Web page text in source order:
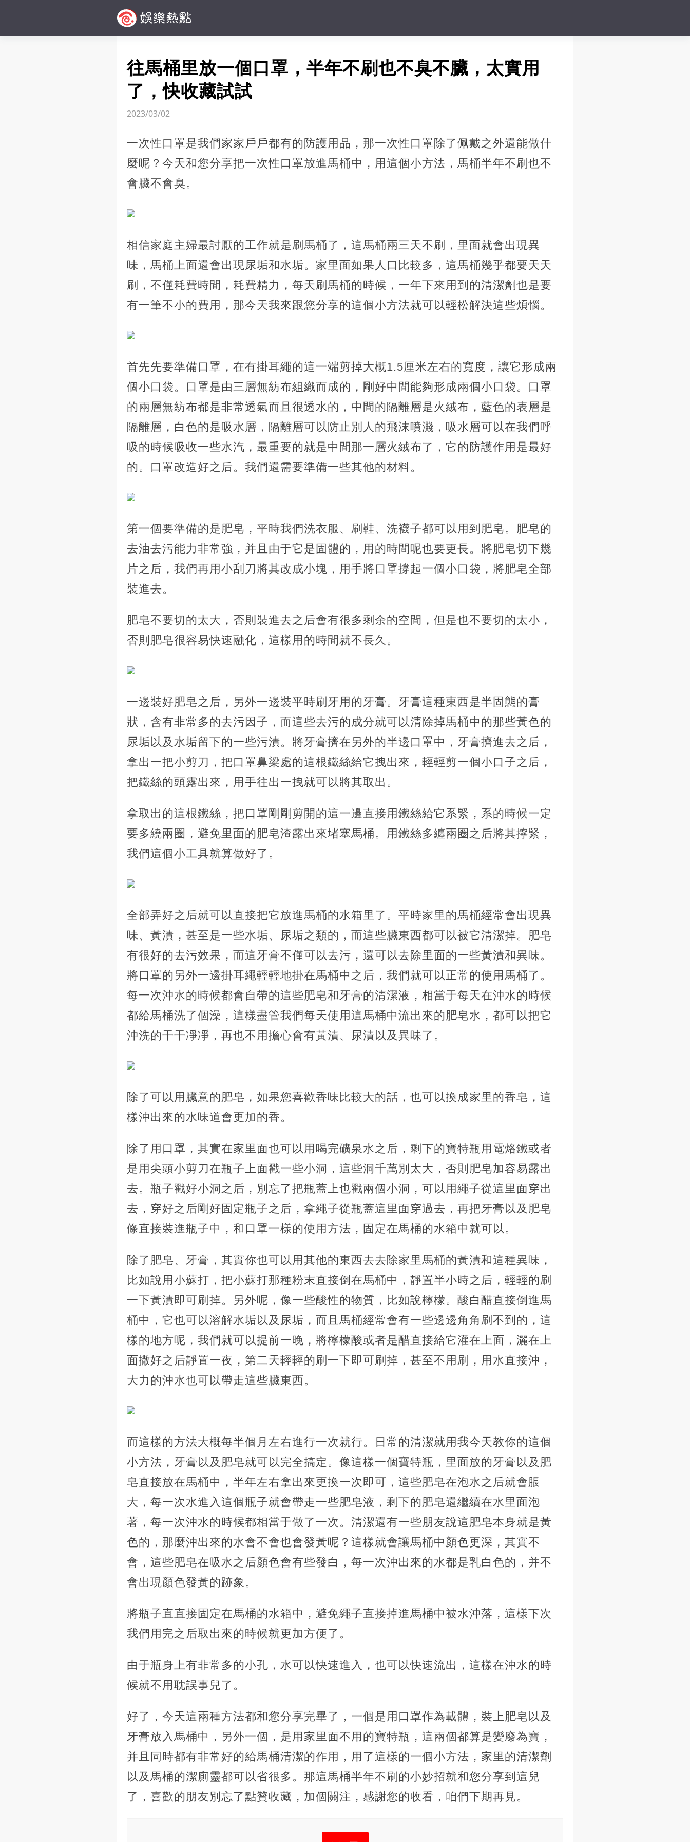
往馬桶里放一個口罩，半年不刷也不臭不臟，太實用
了，快收藏試試
2023/03/02
一次性口罩是我們家家戶戶都有的防護用品，那一次性口罩除了佩戴之外還能做什
麼呢？今天和您分享把一次性口罩放進馬桶中，用這個小方法，馬桶半年不刷也不
會臟不會臭。
相信家庭主婦最討厭的工作就是刷馬桶了，這馬桶兩三天不刷，里面就會出現異
味，馬桶上面還會出現尿垢和水垢。家里面如果人口比較多，這馬桶幾乎都要天天
刷，不僅耗費時間，耗費精力，每天刷馬桶的時候，一年下來用到的清潔劑也是要
有一筆不小的費用，那今天我來跟您分享的這個小方法就可以輕松解決這些煩惱。
首先先要準備口罩，在有掛耳繩的這一端剪掉大概1.5厘米左右的寬度，讓它形成兩
個小口袋。口罩是由三層無紡布組織而成的，剛好中間能夠形成兩個小口袋。口罩
的兩層無紡布都是非常透氣而且很透水的，中間的隔離層是火絨布，藍色的表層是
隔離層，白色的是吸水層，隔離層可以防止別人的飛沫噴濺，吸水層可以在我們呼
吸的時候吸收一些水汽，最重要的就是中間那一層火絨布了，它的防護作用是最好
的。口罩改造好之后。我們還需要準備一些其他的材料。
第一個要準備的是肥皂，平時我們洗衣服、刷鞋、洗襪子都可以用到肥皂。肥皂的
去油去污能力非常強，并且由于它是固體的，用的時間呢也要更長。將肥皂切下幾
片之后，我們再用小刮刀將其改成小塊，用手將口罩撐起一個小口袋，將肥皂全部
裝進去。
肥皂不要切的太大，否則裝進去之后會有很多剩余的空間，但是也不要切的太小，
否則肥皂很容易快速融化，這樣用的時間就不長久。
一邊裝好肥皂之后，另外一邊裝平時刷牙用的牙膏。牙膏這種東西是半固態的膏
狀，含有非常多的去污因子，而這些去污的成分就可以清除掉馬桶中的那些黃色的
尿垢以及水垢留下的一些污漬。將牙膏擠在另外的半邊口罩中，牙膏擠進去之后，
拿出一把小剪刀，把口罩鼻梁處的這根鐵絲給它拽出來，輕輕剪一個小口子之后，
把鐵絲的頭露出來，用手往出一拽就可以將其取出。
拿取出的這根鐵絲，把口罩剛剛剪開的這一邊直接用鐵絲給它系緊，系的時候一定
要多繞兩圈，避免里面的肥皂渣露出來堵塞馬桶。用鐵絲多纏兩圈之后將其擰緊，
我們這個小工具就算做好了。
全部弄好之后就可以直接把它放進馬桶的水箱里了。平時家里的馬桶經常會出現異
味、黃漬，甚至是一些水垢、尿垢之類的，而這些臟東西都可以被它清潔掉。肥皂
有很好的去污效果，而這牙膏不僅可以去污，還可以去除里面的一些黃漬和異味。
將口罩的另外一邊掛耳繩輕輕地掛在馬桶中之后，我們就可以正常的使用馬桶了。
每一次沖水的時候都會自帶的這些肥皂和牙膏的清潔液，相當于每天在沖水的時候
都給馬桶洗了個澡，這樣盡管我們每天使用這馬桶中流出來的肥皂水，都可以把它
沖洗的干干凈凈，再也不用擔心會有黃漬、尿漬以及異味了。
除了可以用臟意的肥皂，如果您喜歡香味比較大的話，也可以換成家里的香皂，這
樣沖出來的水味道會更加的香。
除了用口罩，其實在家里面也可以用喝完礦泉水之后，剩下的寶特瓶用電烙鐵或者
是用尖頭小剪刀在瓶子上面戳一些小洞，這些洞千萬別太大，否則肥皂加容易露出
去。瓶子戳好小洞之后，別忘了把瓶蓋上也戳兩個小洞，可以用繩子從這里面穿出
去，穿好之后剛好固定瓶子之后，拿繩子從瓶蓋這里面穿過去，再把牙膏以及肥皂
條直接裝進瓶子中，和口罩一樣的使用方法，固定在馬桶的水箱中就可以。
除了肥皂、牙膏，其實你也可以用其他的東西去去除家里馬桶的黃漬和這種異味，
比如說用小蘇打，把小蘇打那種粉末直接倒在馬桶中，靜置半小時之后，輕輕的刷
一下黃漬即可刷掉。另外呢，像一些酸性的物質，比如說檸檬。酸白醋直接倒進馬
桶中，它也可以溶解水垢以及尿垢，而且馬桶經常會有一些邊邊角角刷不到的，這
樣的地方呢，我們就可以提前一晚，將檸檬酸或者是醋直接給它灌在上面，灑在上
面撒好之后靜置一夜，第二天輕輕的刷一下即可刷掉，甚至不用刷，用水直接沖，
大力的沖水也可以帶走這些臟東西。
而這樣的方法大概每半個月左右進行一次就行。日常的清潔就用我今天教你的這個
小方法，牙膏以及肥皂就可以完全搞定。像這樣一個寶特瓶，里面放的牙膏以及肥
皂直接放在馬桶中，半年左右拿出來更換一次即可，這些肥皂在泡水之后就會脹
大，每一次水進入這個瓶子就會帶走一些肥皂液，剩下的肥皂還繼續在水里面泡
著，每一次沖水的時候都相當于做了一次。清潔還有一些朋友說這肥皂本身就是黃
色的，那麼沖出來的水會不會也會發黃呢？這樣就會讓馬桶中顏色更深，其實不
會，這些肥皂在吸水之后顏色會有些發白，每一次沖出來的水都是乳白色的，并不
會出現顏色發黃的跡象。
將瓶子直直接固定在馬桶的水箱中，避免繩子直接掉進馬桶中被水沖落，這樣下次
我們用完之后取出來的時候就更加方便了。
由于瓶身上有非常多的小孔，水可以快速進入，也可以快速流出，這樣在沖水的時
候就不用耽誤事兒了。
好了，今天這兩種方法都和您分享完畢了，一個是用口罩作為載體，裝上肥皂以及
牙膏放入馬桶中，另外一個，是用家里面不用的寶特瓶，這兩個都算是變廢為寶，
并且同時都有非常好的給馬桶清潔的作用，用了這樣的一個小方法，家里的清潔劑
以及馬桶的潔廁靈都可以省很多。那這馬桶半年不刷的小妙招就和您分享到這兒
了，喜歡的朋友別忘了點贊收藏，加個關注，感謝您的收看，咱們下期再見。